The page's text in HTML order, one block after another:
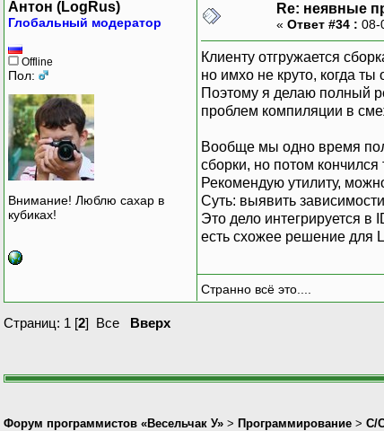
Антон (LogRus)
Глобальный модератор
Offline
Пол:
Внимание! Люблю сахар в
кубиках!
Re: неявные
« Ответ #34 : 08-
Клиенту отгружается
но имхо не круто, когда
Поэтому я делаю полный
проблем компиляции в
Вообще мы одно время
сборки, но потом
Рекомендую утилиту,
Суть: выявить
Это дело интегрируется в
есть схожее решение для
Странно всё это....
Страниц: 1 [2] Все Вверх
Форум программистов «Весельчак У» > Программирование > C/